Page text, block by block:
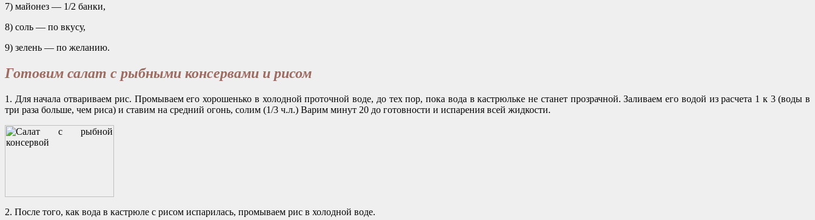
7) майонез — 1/2 банки,
8) соль — по вкусу,
9) зелень — по желанию.
Готовим салат с рыбными консервами и рисом
1. Для начала отвариваем рис. Промываем его хорошенько в холодной проточной воде, до тех пор, пока вода в кастрюльке не станет прозрачной. Заливаем его водой из расчета 1 к 3 (воды в
три раза больше, чем риса) и ставим на средний огонь, солим (1/3 ч.л.) Варим минут 20 до готовности и испарения всей жидкости.
2. После того, как вода в кастрюле с рисом испарилась, промываем рис в холодной воде.